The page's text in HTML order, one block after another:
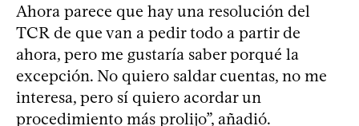
Ahora parece que hay una resolución del
TCR de que van a pedir todo a partir de
ahora, pero me gustaría saber porqué la
excepción. No quiero saldar cuentas, no me
interesa, pero sí quiero acordar un
procedimiento más prolijo”, añadió.